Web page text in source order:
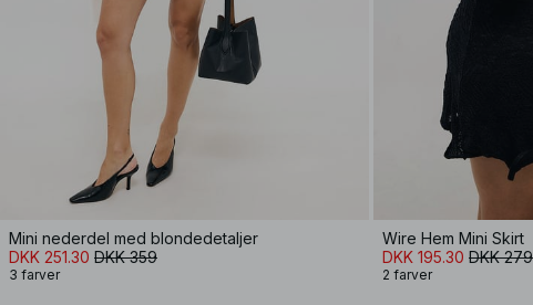
Mini nederdel med blondedetaljer
DKK 251.30 DKK 359
3 farver
Wire Hem Mini Skirt
DKK 195.30 DKK 279
2 farver